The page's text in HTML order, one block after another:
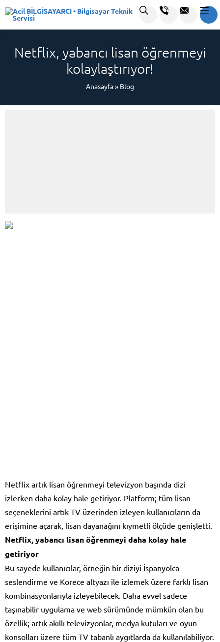
Netflix, yabancı lisan öğrenmeyi
kolaylaştırıyor!
Anasayfa» Blog
Netflix artık lisan öğrenmeyi televizyon başında dizi
izlerken daha kolay hale getiriyor. Platform; tüm lisan
seçeneklerini artık TV üzerinden izleyen kullanıcıların da
erişimine açarak, lisan dayanağını kıymetli ölçüde genişletti.
Netflix, yabancı lisan öğrenmeyi daha kolay hale
getiriyor
Bu sayede kullanıcılar, örneğin bir diziyi İspanyolca
seslendirme ve Korece altyazı ile izlemek üzere farklı lisan
kombinasyonlarıyla izleyebilecek. Daha evvel sadece
taşınabilir uygulama ve web sürümünde mümkün olan bu
özellik; artık akıllı televizyonlar, medya kutuları ve oyun
konsolları üzere tüm TV tabanlı aygıtlarda da kullanılabiliyor.